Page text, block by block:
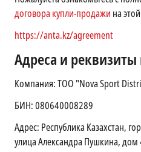
договора купли-продажи на
https://anta.kz/agreement
Адреса и
Компания: ТОО "Nova Sport
БИН: 080640008289
Адрес: Республика Казахстан,
улица Александра Пушкина, дом